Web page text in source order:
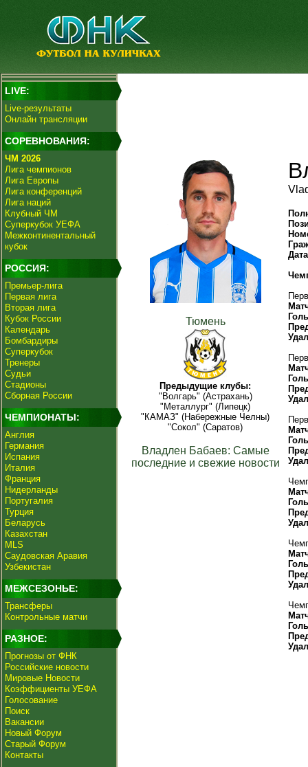
LIVE:
Live-результаты
Онлайн трансляции
СОРЕВНОВАНИЯ:
ЧМ 2026
Лига чемпионов
Лига Европы
Лига конференций
Лига наций
Клубный ЧМ
Суперкубок УЕФА
Межконтинентальный
кубок
РОССИЯ:
Премьер-лига
Первая лига
Вторая лига
Кубок России
Календарь
Бомбардиры
Суперкубок
Тренеры
Судьи
Стадионы
Сборная России
ЧЕМПИОНАТЫ:
Англия
Германия
Испания
Италия
Франция
Нидерланды
Португалия
Турция
Беларусь
Казахстан
MLS
Саудовская Аравия
Узбекистан
МЕЖСЕЗОНЬЕ:
Трансферы
Контрольные матчи
РАЗНОЕ:
Прогнозы от ФНК
Российские новости
Мировые Новости
Коэффициенты УЕФА
Голосование
Поиск
Вакансии
Новый Форум
Старый Форум
Контакты
Тюмень
Предыдущие клубы:
"Волгарь" (Астрахань)
"Металлург" (Липецк)
"КАМАЗ" (Набережные Челны)
"Сокол" (Саратов)
Владлен Бабаев: Самые
последние и свежие новости